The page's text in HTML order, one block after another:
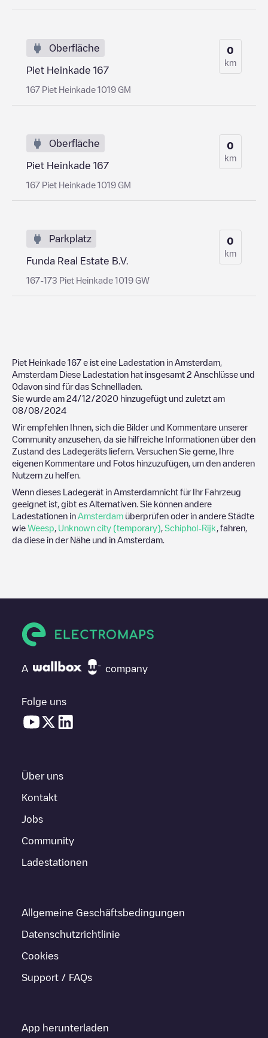
Oberfläche
Piet Heinkade 167
167 Piet Heinkade 1019 GM
0
km
Oberfläche
Piet Heinkade 167
167 Piet Heinkade 1019 GM
0
km
Parkplatz
Funda Real Estate B.V.
167-173 Piet Heinkade 1019 GW
0
km
Piet Heinkade 167 e ist eine Ladestation in Amsterdam
Amsterdam Diese Ladestation hat insgesamt 2 Anschlüsse und
0davon sind für das Schnellladen.
Sie wurde am 24/12/2020 hinzugefügt und zuletzt am
08/08/2024
Wir empfehlen Ihnen, sich die Bilder und Kommentare unserer
Community anzusehen, da sie hilfreiche Informationen über den
Zustand des Ladegeräts liefern. Versuchen Sie gerne, Ihre
eigenen Kommentare und Fotos hinzuzufügen, um den anderen
Nutzern zu helfen.
Wenn dieses Ladegerät in Amsterdamnicht für Ihr Fahrzeug
geeignet ist, gibt es Alternativen. Sie können andere
Ladestationen in Amsterdam überprüfen oder in andere Städte
wie Weesp Unknown city (temporary) Schiphol-Rijk , fahren,
da diese in der Nähe und in Amsterdam
A company
Folge uns
Über uns
Kontakt
Jobs
Community
Ladestationen
Allgemeine Geschäftsbedingungen
Datenschutzrichtlinie
Cookies
Support / FAQs
App herunterladen